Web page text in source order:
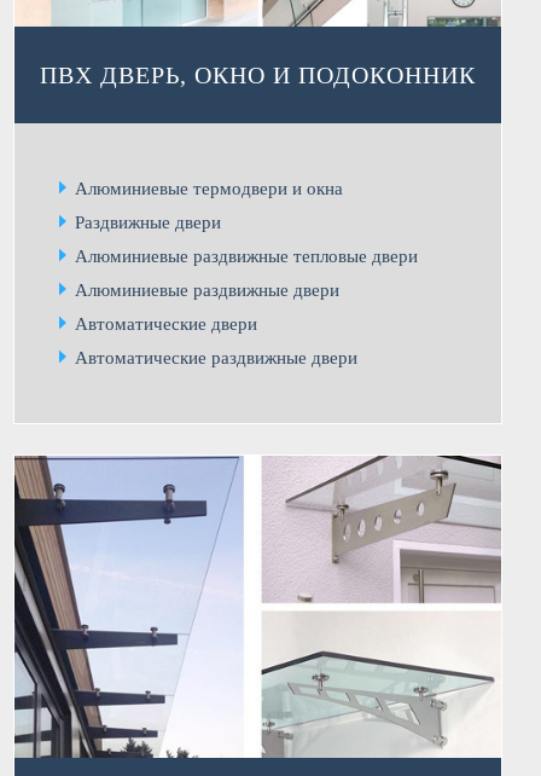
ПВХ ДВЕРЬ, ОКНО И ПОДОКОННИК
Алюминиевые термодвери и окна
Раздвижные двери
Алюминиевые раздвижные тепловые двери
Алюминиевые раздвижные двери
Автоматические двери
Автоматические раздвижные двери